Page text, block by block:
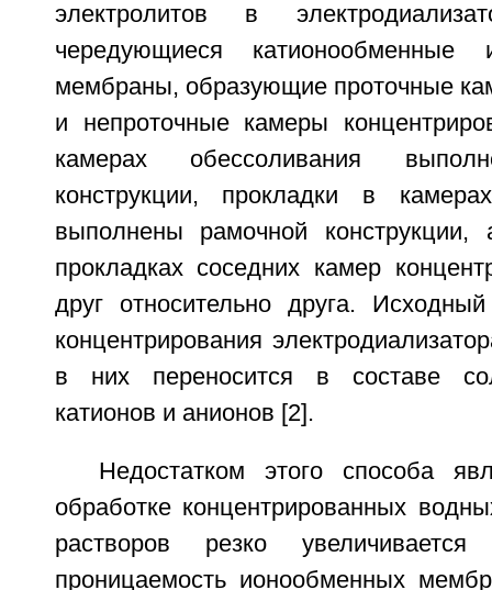
электролитов в
чередующиеся катионообменные
мембраны, образующие проточные
и непроточные камеры
камерах обессоливания
конструкции, прокладки в
выполнены рамочной
прокладках соседних камер
друг относительно друга.
концентрирования
в них переносится в составе
катионов и анионов [2].
Недостатком этого способа
обработке концентрированных
растворов резко увеличивается
проницаемость ионообменных